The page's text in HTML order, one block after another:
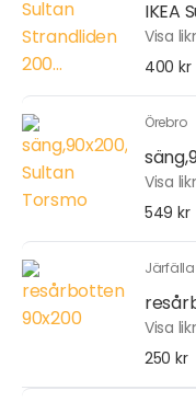
IKEA
Visa
400 kr
Örebro
Visa
549 kr
Järfälla
Visa
250 kr